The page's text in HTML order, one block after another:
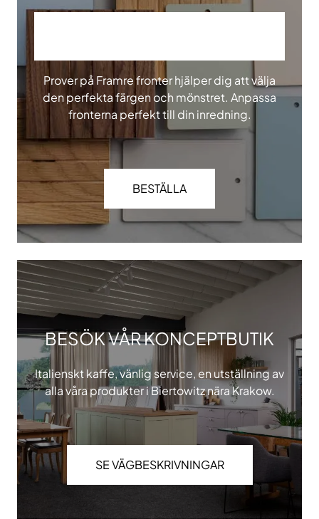
Prover på Framre fronter hjälper dig att välja
den perfekta färgen och mönstret. Anpassa
fronterna perfekt till din inredning.
BESTÄLLA
BESÖK VÅR KONCEPTBUTIK
Italienskt kaffe, vänlig service, en utställning av
alla våra produkter i Biertowitz nära Krakow.
SE VÄGBESKRIVNINGAR